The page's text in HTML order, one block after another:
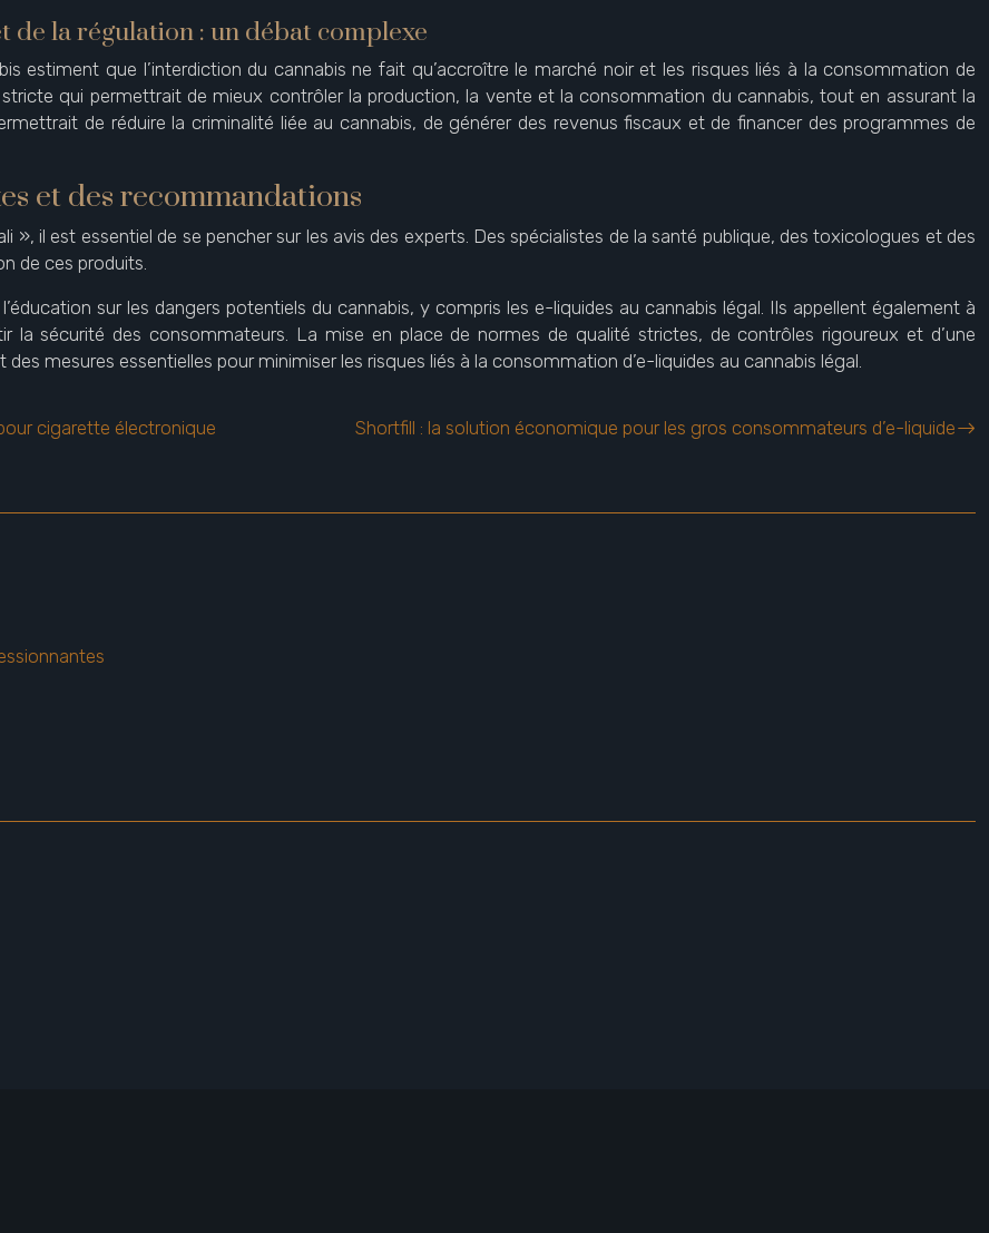
de la régulation : un débat complexe
estiment que l’interdiction du cannabis ne fait qu’accroître le marché noir et les risques liés à la consommation de
qui permettrait de mieux contrôler la production, la vente et la consommation du cannabis, tout en assurant la
de réduire la criminalité liée au cannabis, de générer des revenus fiscaux et de financer des programmes de
et des recommandations
», il est essentiel de se pencher sur les avis des experts. Des spécialistes de la santé publique, des toxicologues et des
de ces produits.
sur les dangers potentiels du cannabis, y compris les e-liquides au cannabis légal. Ils appellent également à
la sécurité des consommateurs. La mise en place de normes de qualité strictes, de contrôles rigoureux et d’une
mesures essentielles pour minimiser les risques liés à la consommation d’e-liquides au cannabis légal.
cigarette électronique Shortfill : la solution économique pour les gros consommateurs d’e-liquide